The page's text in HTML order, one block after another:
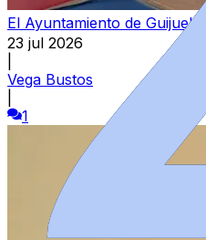
El Ayuntamiento de
23 jul 2026
Vega Bustos
1